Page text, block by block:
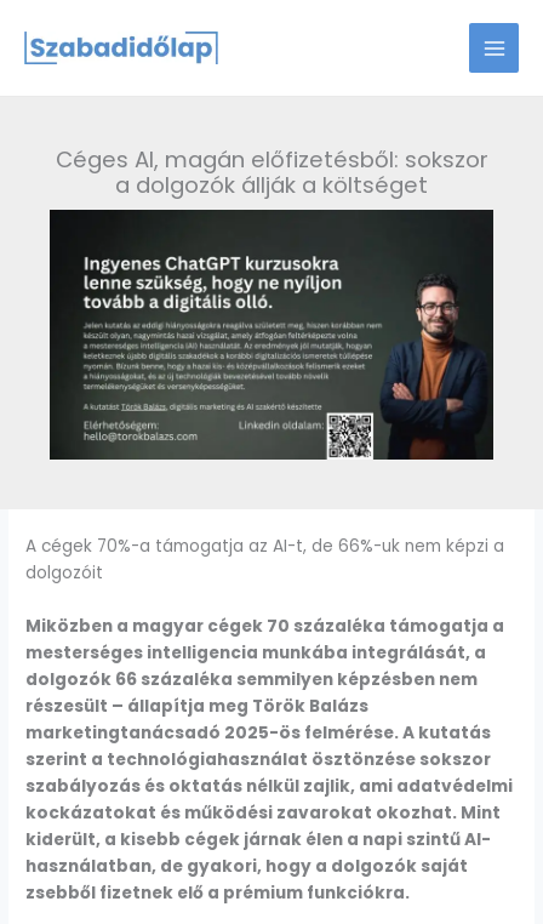
content
Céges AI, magán előfizetésből: sokszor
a dolgozók állják a költséget
A cégek 70%-a támogatja az AI-t, de 66%-uk nem képzi a
dolgozóit
Miközben a magyar cégek 70 százaléka támogatja a
mesterséges intelligencia munkába integrálását, a
dolgozók 66 százaléka semmilyen képzésben nem
részesült – állapítja meg Török Balázs
marketingtanácsadó 2025-ös felmérése. A kutatás
szerint a technológiahasználat ösztönzése sokszor
szabályozás és oktatás nélkül zajlik, ami adatvédelmi
kockázatokat és működési zavarokat okozhat. Mint
kiderült, a kisebb cégek járnak élen a napi szintű AI-
használatban, de gyakori, hogy a dolgozók saját
zsebből fizetnek elő a prémium funkciókra.